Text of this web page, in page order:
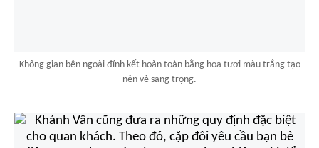
Không gian bên ngoài đính kết hoàn toàn bằng hoa tươi màu trắng tạo
nên vẻ sang trọng.